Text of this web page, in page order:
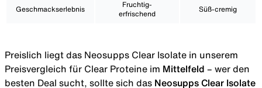
Geschmackserlebnis
Fruchtig-
erfrischend
Süß-cremig
Preislich liegt das Neosupps Clear Isolate in unserem
Preisvergleich für Clear Proteine im Mittelfeld – wer den
besten Deal sucht, sollte sich das Neosupps Clear Isolate